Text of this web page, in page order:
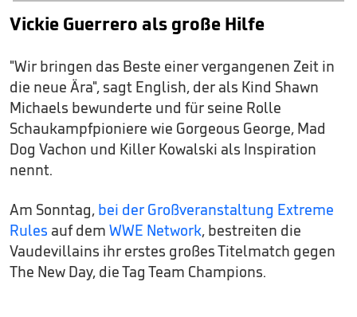
Vickie Guerrero als große Hilfe
"Wir bringen das Beste einer vergangenen Zeit in
die neue Ära", sagt English, der als Kind Shawn
Michaels bewunderte und für seine Rolle
Schaukampfpioniere wie Gorgeous George, Mad
Dog Vachon und Killer Kowalski als Inspiration
nennt.
Am Sonntag, bei der Großveranstaltung Extreme
Rules auf dem WWE Network, bestreiten die
Vaudevillains ihr erstes großes Titelmatch gegen
The New Day, die Tag Team Champions.